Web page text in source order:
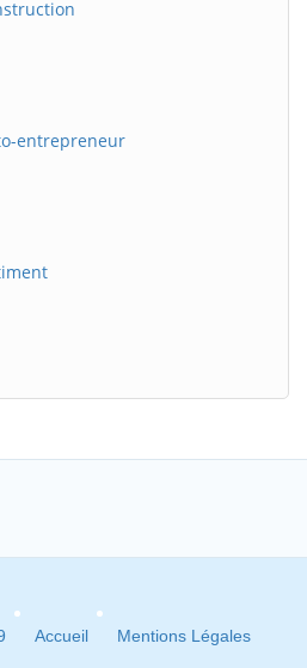
entrepreneur
Accueil Mentions Légales